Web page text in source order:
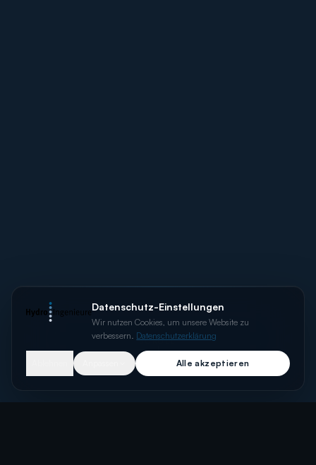
SCROLL
Datenschutz-Einstellungen
Wir nutzen Cookies, um unsere Website zu
verbessern. Datenschutzerklärung
Alle akzeptieren